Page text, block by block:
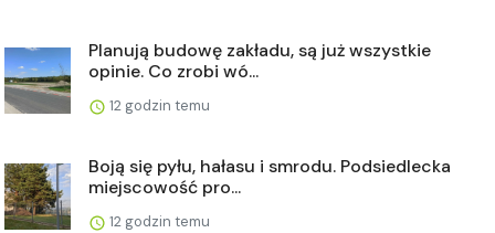
Planują budowę zakładu, są już wszystkie
opinie. Co zrobi wó...
12 godzin temu
Boją się pyłu, hałasu i smrodu. Podsiedlecka
miejscowość pro...
12 godzin temu